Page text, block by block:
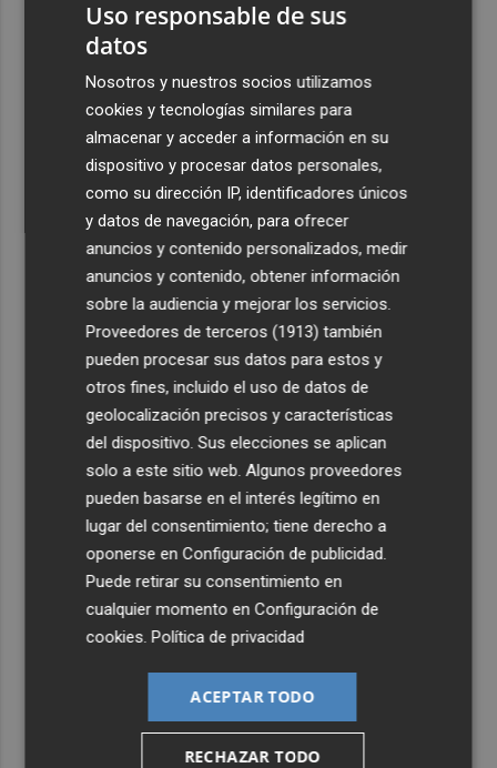
Uso responsable de sus
datos
Nosotros y nuestros socios utilizamos
cookies y tecnologías similares para
almacenar y acceder a información en su
dispositivo y procesar datos personales,
como su dirección IP, identificadores únicos
y datos de navegación, para ofrecer
anuncios y contenido personalizados, medir
anuncios y contenido, obtener información
sobre la audiencia y mejorar los servicios.
Proveedores de terceros (1913) también
pueden procesar sus datos para estos y
otros fines, incluido el uso de datos de
geolocalización precisos y características
del dispositivo. Sus elecciones se aplican
solo a este sitio web. Algunos proveedores
pueden basarse en el interés legítimo en
lugar del consentimiento; tiene derecho a
oponerse enConfiguración de publicidad.
Puede retirar su consentimiento en
cualquier momento enConfiguración de
cookies.Política de privacidad
ACEPTAR TODO
RECHAZAR TODO